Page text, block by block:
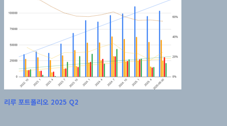
리루 포트폴리오 2025 Q2